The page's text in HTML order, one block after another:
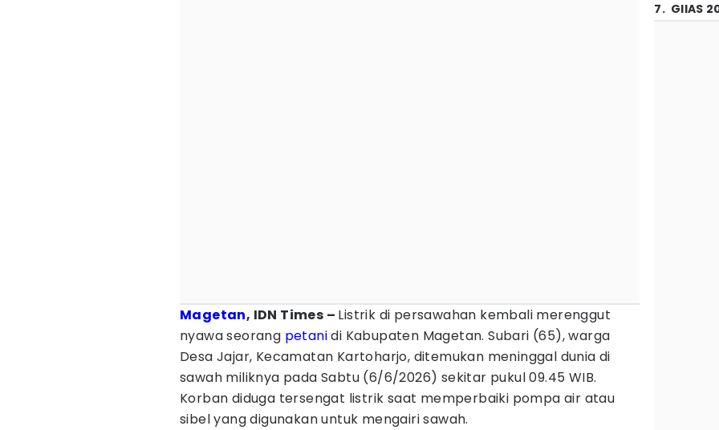
Magetan, IDN Times – Listrik di persawahan kembali merenggut
nyawa seorang petanidi Kabupaten Magetan. Subari (65), warga
Desa Jajar, Kecamatan Kartoharjo, ditemukan meninggal dunia di
sawah miliknya pada Sabtu (6/6/2026) sekitar pukul 09.45 WIB.
Korban diduga tersengat listrik saat memperbaiki pompa air atau
sibel yang digunakan untuk mengairi sawah.
7. GIIAS